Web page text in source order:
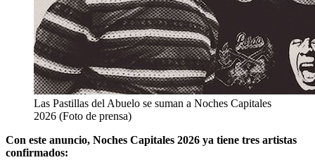
Las Pastillas del Abuelo se suman a Noches Capitales
2026 (Foto de prensa)
Con este anuncio, Noches Capitales 2026 ya tiene tres artistas
confirmados: